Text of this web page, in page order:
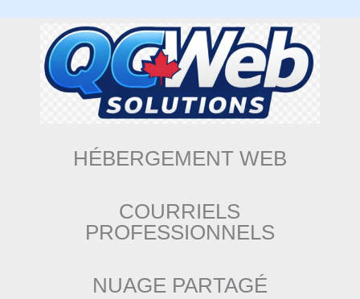
HÉBERGEMENT WEB
COURRIELS
PROFESSIONNELS
NUAGE PARTAGÉ